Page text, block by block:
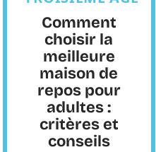
Comment
choisir la
meilleure
maison de
repos pour
adultes :
critères et
conseils